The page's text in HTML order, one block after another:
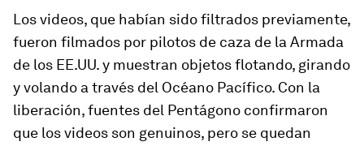
Los videos, que habían sido filtrados previamente,
fueron filmados por pilotos de caza de la Armada
de los EE.UU. y muestran objetos flotando, girando
y volando a través del Océano Pacífico. Con la
liberación, fuentes del Pentágono confirmaron
que los videos son genuinos, pero se quedan